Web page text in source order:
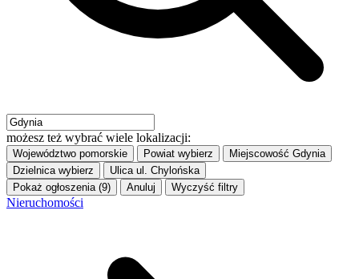
możesz też wybrać wiele lokalizacji:
Województwo pomorskie Powiat wybierz Miejscowość Gdynia
Dzielnica wybierz Ulica ul. Chylońska
Pokaż ogłoszenia (9)
Anuluj Wyczyść filtry
Nieruchomości